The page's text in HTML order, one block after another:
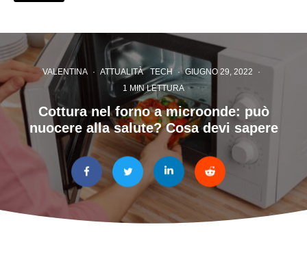
VALENTINA · ATTUALITÀ TECH · GIUGNO 29, 2022
·
1 MIN LETTURA
Cottura nel forno a microonde: può
nuocere alla salute? Cosa devi sapere